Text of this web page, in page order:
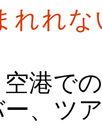
れれ
港で
ー、ツ